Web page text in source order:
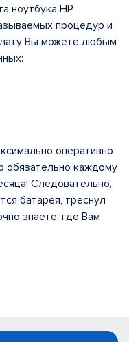
ноутбука HP
процедур и
Вы можете любым
оперативно
обязательно каждому
Следовательно,
батарея, треснул
знаете, где Вам